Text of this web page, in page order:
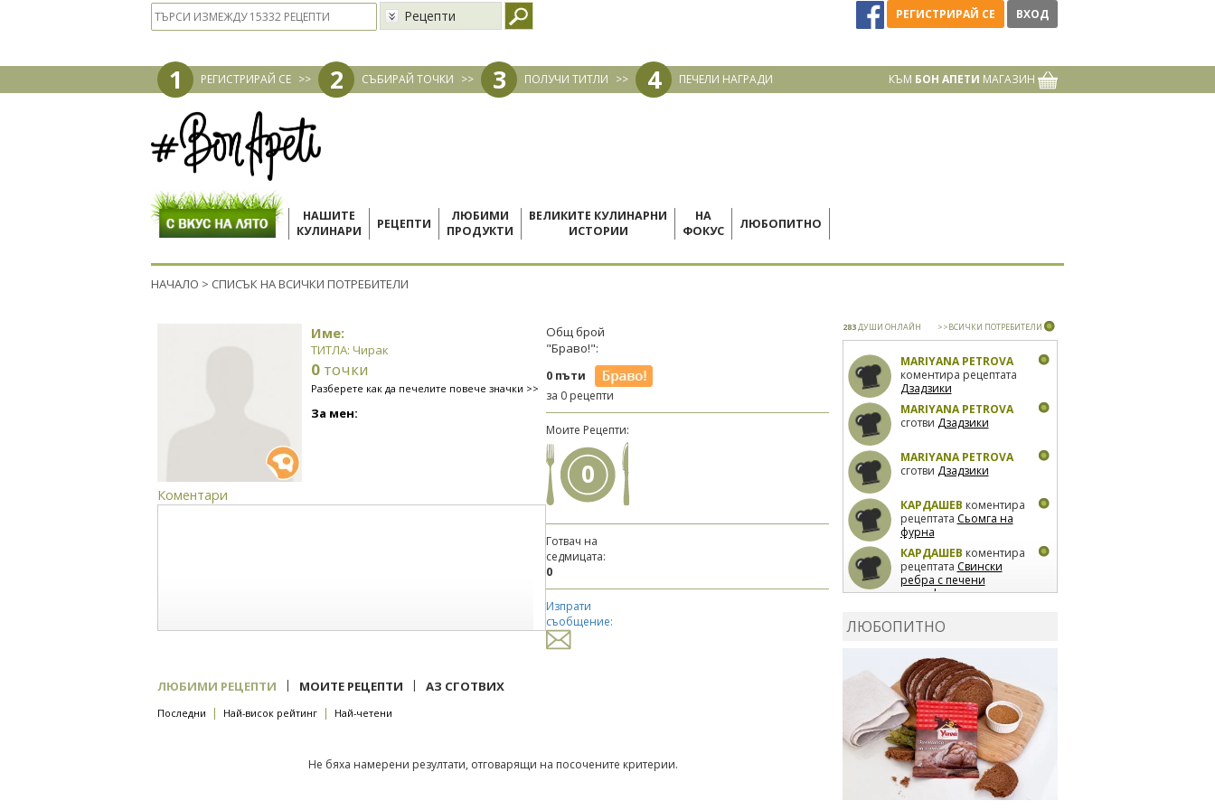
Рецепти РЕГИСТРИРАЙ СЕ ВХОД
1 РЕГИСТРИРАЙ СЕ >> 2 СЪБИРАЙ ТОЧКИ >> 3 ПОЛУЧИ ТИТЛИ >> 4 ПЕЧЕЛИ НАГРАДИ КЪМ БОН АПЕТИ МАГАЗИН
НАШИТЕ
КУЛИНАРИ
РЕЦЕПТИ
ЛЮБИМИ
ПРОДУКТИ
ВЕЛИКИТЕ КУЛИНАРНИ
ИСТОРИИ
НА
ФОКУС
ЛЮБОПИТНО
НАЧАЛО > СПИСЪК НА ВСИЧКИ ПОТРЕБИТЕЛИ
Име:
ТИТЛА: Чирак
0 точки
Разберете как да печелите повече значки >>
За мен:
Коментари
Общ брой
"Браво!":
0 пъти
за 0 рецепти
Моите Рецепти:
0
Готвач на
седмицата:
0
Изпрати
съобщение:
ЛЮБИМИ РЕЦЕПТИ | МОИТЕ РЕЦЕПТИ | АЗ СГОТВИХ
Последни | Най-висок рейтинг | Най-четени
Не бяха намерени резултати, отговарящи на посочените критерии.
283ДУШИ ОНЛАЙН >>ВСИЧКИ ПОТРЕБИТЕЛИ
MARIYANA PETROVA
коментира рецептата
Дзадзики
MARIYANA PETROVA
сготви Дзадзики
MARIYANA PETROVA
сготви Дзадзики
КАРДАШЕВ коментира
рецептата Сьомга на
фурна
КАРДАШЕВ коментира
рецептата Свински
ребра с печени
картофи
лимон
коментира рецептата
Киноа със зеленчуци
ЛЮБОПИТНО